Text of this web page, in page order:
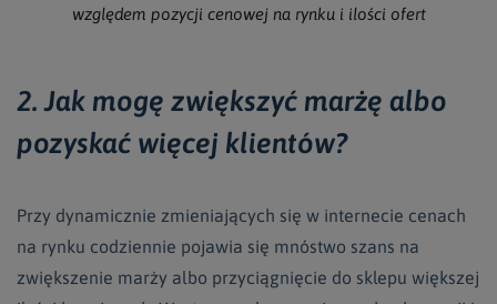
względem pozycji cenowej na rynku i ilości ofert
2. Jak mogę zwiększyć marżę albo
pozyskać więcej klientów?
Przy dynamicznie zmieniających się w internecie cenach
na rynku codziennie pojawia się mnóstwo szans na
zwiększenie marży albo przyciągnięcie do sklepu większej